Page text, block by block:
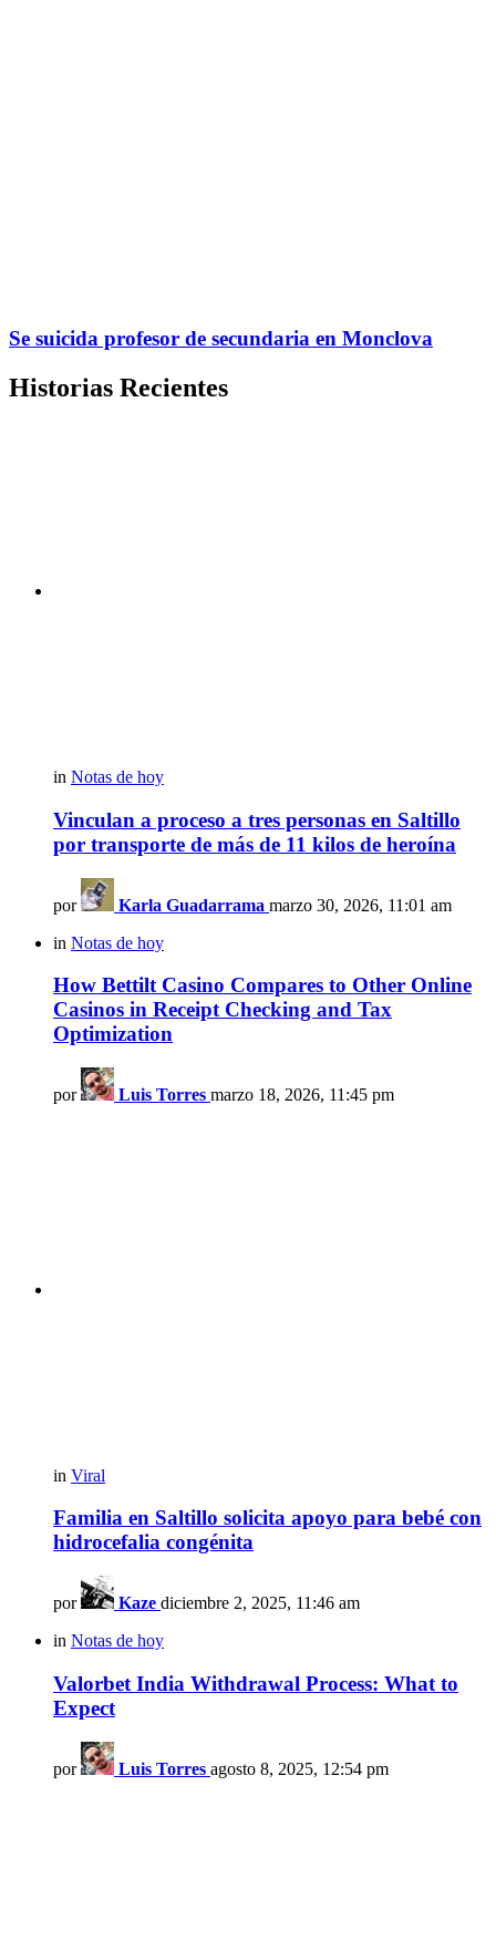
Se suicida profesor de secundaria en Monclova
Historias Recientes
in Notas de hoy
Vinculan a proceso a tres personas en Saltillo
por transporte de más de 11 kilos de heroína
por Karla Guadarrama marzo 30, 2026, 11:01 am
in Notas de hoy
How Bettilt Casino Compares to Other Online
Casinos in Receipt Checking and Tax
Optimization
por Luis Torres marzo 18, 2026, 11:45 pm
in Viral
Familia en Saltillo solicita apoyo para bebé con
hidrocefalia congénita
por Kaze diciembre 2, 2025, 11:46 am
in Notas de hoy
Valorbet India Withdrawal Process: What to
Expect
por Luis Torres agosto 8, 2025, 12:54 pm